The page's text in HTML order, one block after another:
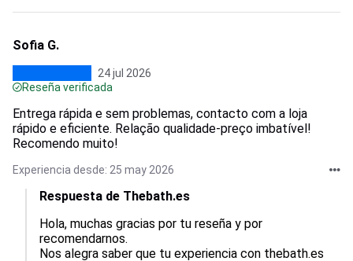
Sofia G.
24 jul 2026
Reseña verificada
Entrega rápida e sem problemas, contacto com a loja
rápido e eficiente. Relação qualidade-preço imbatível!
Recomendo muito!
Experiencia desde: 25 may 2026
Respuesta de Thebath.es
Hola, muchas gracias por tu reseña y por
recomendarnos.
Nos alegra saber que tu experiencia con thebath.es